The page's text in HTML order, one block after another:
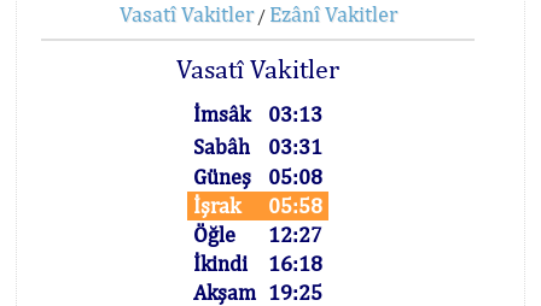
Vasatî Vakitler/ Ezânî Vakitler
Vasatî Vakitler
İmsâk
03:13
Sabâh
03:31
Güneş
05:08
İşrak
05:58
Öğle
12:27
İkindi
16:18
Akşam 19:25